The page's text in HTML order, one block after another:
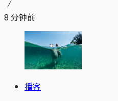
8 分钟前
播客